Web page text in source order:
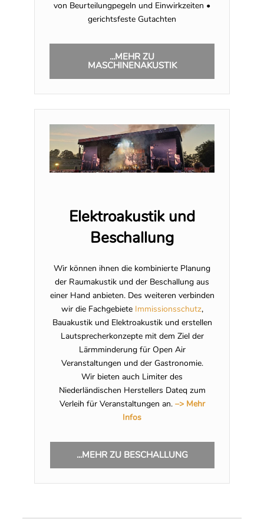
von Beurteilungpegeln und Einwirkzeiten •
gerichtsfeste Gutachten
...MEHR ZU
MASCHINENAKUSTIK
Elektroakustik und
Beschallung
Wir können ihnen die kombinierte Planung
der Raumakustik und der Beschallung aus
einer Hand anbieten. Des weiteren verbinden
wir die Fachgebiete Immissionsschutz,
Bauakustik und Elektroakustik und erstellen
Lautsprecherkonzepte mit dem Ziel der
Lärmminderung für Open Air
Veranstaltungen und der Gastronomie.
Wir bieten auch Limiter des
Niederländischen Herstellers Dateq zum
Verleih für Veranstaltungen an. –> Mehr
Infos
...MEHR ZU BESCHALLUNG